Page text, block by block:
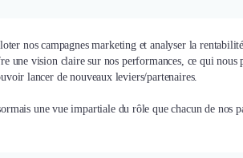
nos campagnes marketing et analyser la
vision claire sur nos performances, ce qui nous
lancer de nouveaux leviers/partenaires.
une vue impartiale du rôle que chacun de nos